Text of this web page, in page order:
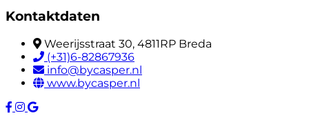
Kontaktdaten
Weerijsstraat 30, 4811RP Breda
(+31)6-82867936
info@bycasper.nl
www.bycasper.nl